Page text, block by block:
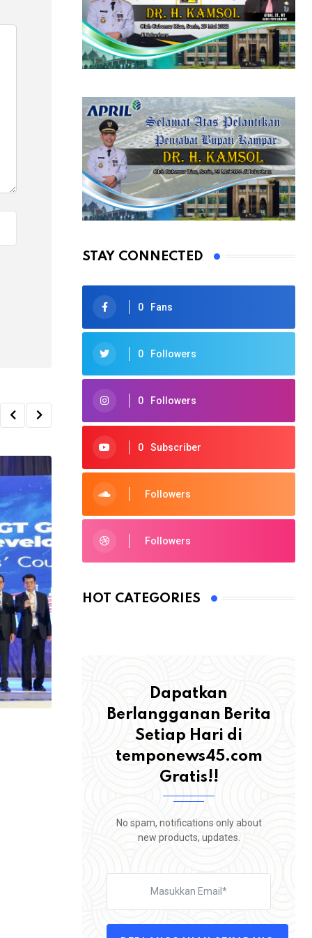
Tuntut Perbaikan Jalan Sontang–Duri,
Warga Rokan Hulu
STAY CONNECTED
0 Fans
0 Followers
0 Followers
0 Subscriber
Followers
Followers
HOT CATEGORIES
Dapatkan
Berlangganan Berita
Setiap Hari di
temponews45.com
Gratis!!
No spam, notifications only about
new products, updates.